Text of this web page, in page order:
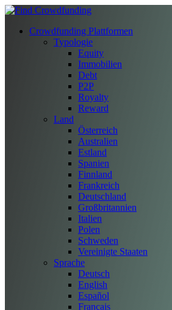
Crowdfunding Plattformen
Typologie
Equity
Immobilien
Debt
P2P
Royalty
Reward
Land
Österreich
Australien
Estland
Spanien
Finnland
Frankreich
Deutschland
Großbritannien
Italien
Polen
Schweden
Vereinigte Staaten
Sprache
Deutsch
English
Español
Français